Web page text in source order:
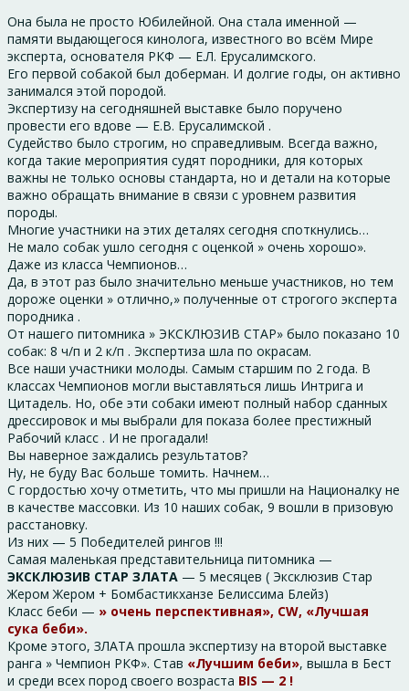
Она была не просто Юбилейной. Она стала именной —
памяти выдающегося кинолога, известного во всём Мире
эксперта, основателя РКФ — Е.Л. Ерусалимского.
Его первой собакой был доберман. И долгие годы, он активно
занимался этой породой.
Экспертизу на сегодняшней выставке было поручено
провести его вдове — Е.В. Ерусалимской .
Судейство было строгим, но справедливым. Всегда важно,
когда такие мероприятия судят породники, для которых
важны не только основы стандарта, но и детали на которые
важно обращать внимание в связи с уровнем развития
породы.
Многие участники на этих деталях сегодня споткнулись…
Не мало собак ушло сегодня с оценкой » очень хорошо».
Даже из класса Чемпионов…
Да, в этот раз было значительно меньше участников, но тем
дороже оценки » отлично,» полученные от строгого эксперта
породника .
От нашего питомника » ЭКСКЛЮЗИВ СТАР» было показано 10
собак: 8 ч/п и 2 к/п . Экспертиза шла по окрасам.
Все наши участники молоды. Самым старшим по 2 года. В
классах Чемпионов могли выставляться лишь Интрига и
Цитадель. Но, обе эти собаки имеют полный набор сданных
дрессировок и мы выбрали для показа более престижный
Рабочий класс . И не прогадали!
Вы наверное заждались результатов?
Ну, не буду Вас больше томить. Начнем…
С гордостью хочу отметить, что мы пришли на Националку не
в качестве массовки. Из 10 наших собак, 9 вошли в призовую
расстановку.
Из них — 5 Победителей рингов !!!
Самая маленькая представительница питомника —
ЭКСКЛЮЗИВ СТАР ЗЛАТА — 5 месяцев ( Эксклюзив Стар
Жером Жером + Бомбастикханзе Белиссима Блейз)
Класс беби — » очень перспективная», CW, «Лучшая
сука беби».
Кроме этого, ЗЛАТА прошла экспертизу на второй выставке
ранга » Чемпион РКФ». Став «Лучшим беби», вышла в Бест
и среди всех пород своего возраста BIS — 2 !